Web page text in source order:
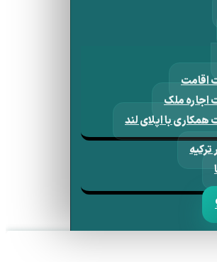
اقامت
اجاره ملک
با اپلای لند